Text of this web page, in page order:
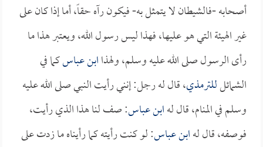
أصحابه -فالشيطان لا يتمثل به- فيكون رآه حقاً، أما إذا كان على
غير الهيئة التي هو عليها، فهذا ليس رسول الله، ويعتبر هذا ما
رأى الرسول صلى الله عليه وسلم، ولهذاابن عباسكما في
الشمائلللترمذي، قال له رجل: إنني رأيت النبي صلى الله عليه
وسلم في المنام، قال لهابن عباس: صف لنا هذا الذي رأيت،
فوصفه، قال لهابن عباس: لو كنت رأيته كما رأيناه ما زدت على